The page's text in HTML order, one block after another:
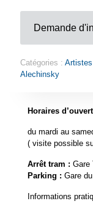
Demande
Catégories :
Alechinsky
Horaires
du mardi au
( visite possible
Arrêt tram : Gare
Parking : Gare
Informations